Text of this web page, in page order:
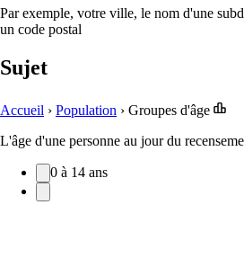
Par exemple, votre ville, le nom d'une
un code postal
Sujet
Accueil › Population › Groupes d'âge
L'âge d'une personne au jour du
0 à 14 ans